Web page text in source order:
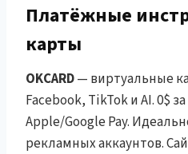
Платёжные
карты
OKCARD— виртуальные
Facebook, TikTok и AI. 0$
Apple/Google Pay.
рекламных аккаунтов.